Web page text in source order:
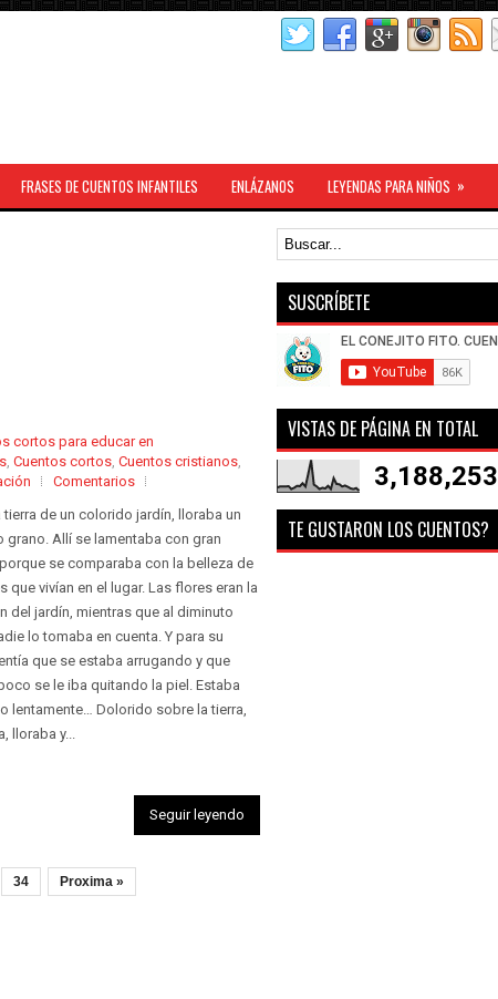
FRASES DE CUENTOS INFANTILES ENLÁZANOS LEYENDAS PARA NIÑOS »
cortos para educar en
, Cuentos cortos, Cuentos cristianos,
Comentarios
tierra de un colorido jardín, lloraba un
grano. Allí se lamentaba con gran
se comparaba con la belleza de
que vivían en el lugar. Las flores eran la
del jardín, mientras que al diminuto
lo tomaba en cuenta. Y para su
que se estaba arrugando y que
se le iba quitando la piel. Estaba
lentamente… Dolorido sobre la tierra,
lloraba y...
Seguir leyendo
34 Proxima »
SUSCRÍBETE
VISTAS DE PÁGINA EN TOTAL
3,188,253
TE GUSTARON LOS CUENTOS?